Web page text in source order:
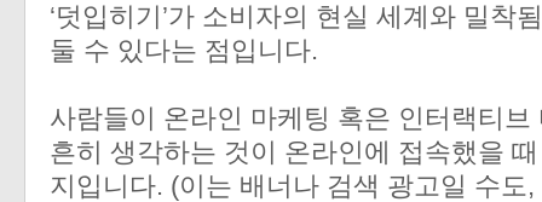
‘덧입히기’가 소비자의 현실 세계와 밀착
둘 수 있다는 점입니다.
사람들이 온라인 마케팅 혹은 인터랙티
흔히 생각하는 것이 온라인에 접속했을
지입니다. (이는 배너나 검색 광고일 수도